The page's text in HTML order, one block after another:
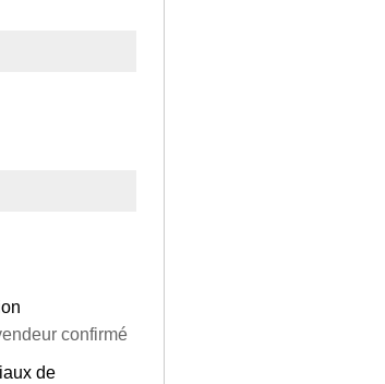
confirmé
de